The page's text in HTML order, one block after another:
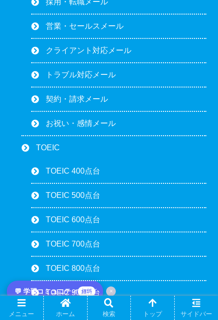
💬 学習コミュニティ 無料 ×
採用・転職メール
営業・セールスメール
クライアント対応メール
トラブル対応メール
契約・請求メール
お祝い・感情メール
TOEIC
TOEIC 400点台
TOEIC 500点台
TOEIC 600点台
TOEIC 700点台
TOEIC 800点台
TOEIC 900点台
TOEIC パート別攻略
メニュー ホーム 検索 トップ サイドバー